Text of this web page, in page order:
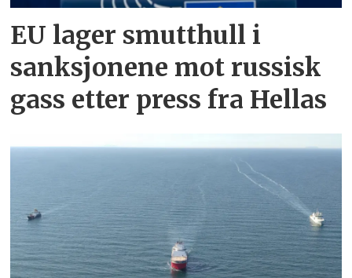
EU lager smutthull i
sanksjonene mot russisk
gass etter press fra Hellas